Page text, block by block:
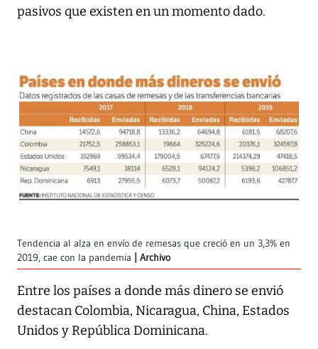
pasivos que existen en un momento dado.
Tendencia al alza en envío de remesas que creció en un 3,3% en
2019, cae con la pandemia
Archivo
Entre los países a donde más dinero se envió
destacan Colombia, Nicaragua, China, Estados
Unidos y República Dominicana.